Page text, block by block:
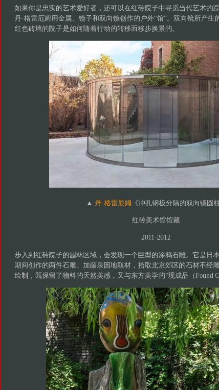
如果你是忠实的艺术爱好者，还可以在红砖院子中寻觅当代艺术的
丹·格雷厄姆用金属、镜子和双向镜创作的户外“馆”。双向镜所产生
红色砖墙的院子是如何随着行动的转移而移步换景的。
▲丹·格雷厄姆 《冲孔钢板分隔的双向镜圆
红砖美术馆馆藏
2011-2012
步入到红砖院子的园林区域，会发现一个巨型的涂鸦石雕。它是日
期间创作的两件石雕。加藤泉因地取材，拾取北京郊区的石材不经
绘制，既保留了物料的天然美感，又与东方美学的“现成品（Found